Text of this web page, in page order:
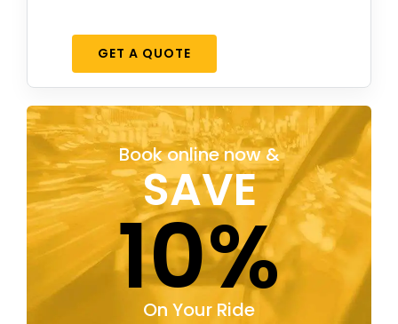
GET A QUOTE
Book online now &
SAVE
10%
On Your Ride